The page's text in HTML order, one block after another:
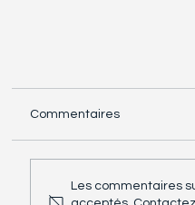
Commentaires
Les commentaires